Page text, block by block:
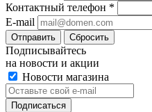
Контактный телефон *
E-mail
Отправить Сбросить
Подписывайтесь
на новости и акции
Новости магазина